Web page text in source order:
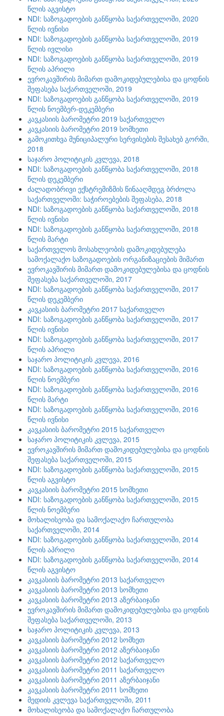
წლის აგვისტო
NDI: საზოგადოების განწყობა საქართველოში, 2020
წლის ივნისი
NDI: საზოგადოების განწყობა საქართველოში, 2019
წლის ივლისი
NDI: საზოგადოების განწყობა საქართველოში, 2019
წლის აპრილი
ევროკავშირის მიმართ დამოკიდებულებისა და ცოდნის
შეფასება საქართველოში, 2019
NDI: საზოგადოების განწყობა საქართველოში, 2019
წლის ნოემბერ-დეკემბერი
კავკასიის ბარომეტრი 2019 საქართველო
კავკასიის ბარომეტრი 2019 სომხეთი
გამოკითხვა მუნიციპალური სერვისების შესახებ გორში,
2018
საჯარო პოლიტიკის კვლევა, 2018
NDI: საზოგადოების განწყობა საქართველოში, 2018
წლის დეკემბერი
ძალადობრივი ექსტრემიზმის წინააღმდეგ ბრძოლა
საქართველოში: საჭიროებების შეფასება, 2018
NDI: საზოგადოების განწყობა საქართველოში, 2018
წლის ივნისი
NDI: საზოგადოების განწყობა საქართველოში, 2018
წლის მარტი
საქართველოს მოსახლეობის დამოკიდებულება
სამოქალაქო საზოგადოების ორგანიზაციების მიმართ
ევროკავშირის მიმართ დამოკიდებულებისა და ცოდნის
შეფასება საქართველოში, 2017
NDI: საზოგადოების განწყობა საქართველოში, 2017
წლის დეკემბერი
კავკასიის ბარომეტრი 2017 საქართველო
NDI: საზოგადოების განწყობა საქართველოში, 2017
წლის ივნისი
NDI: საზოგადოების განწყობა საქართველოში, 2017
წლის აპრილი
საჯარო პოლიტიკის კვლევა, 2016
NDI: საზოგადოების განწყობა საქართველოში, 2016
წლის ნოემბერი
NDI: საზოგადოების განწყობა საქართველოში, 2016
წლის მარტი
NDI: საზოგადოების განწყობა საქართველოში, 2016
წლის ივნისი
კავკასიის ბარომეტრი 2015 საქართველო
საჯარო პოლიტიკის კვლევა, 2015
ევროკავშირის მიმართ დამოკიდებულებისა და ცოდნის
შეფასება საქართველოში, 2015
NDI: საზოგადოების განწყობა საქართველოში, 2015
წლის აგვისტო
კავკასიის ბარომეტრი 2015 სომხეთი
NDI: საზოგადოების განწყობა საქართველოში, 2015
წლის ნოემბერი
მოხალისეობა და სამოქალაქო ჩართულობა
საქართველოში, 2014
NDI: საზოგადოების განწყობა საქართველოში, 2014
წლის აპრილი
NDI: საზოგადოების განწყობა საქართველოში, 2014
წლის აგვისტო
კავკასიის ბარომეტრი 2013 საქართველო
კავკასიის ბარომეტრი 2013 სომხეთი
კავკასიის ბარომეტრი 2013 აზერბაიჯანი
ევროკავშირის მიმართ დამოკიდებულებისა და ცოდნის
შეფასება საქართველოში, 2013
საჯარო პოლიტიკის კვლევა, 2013
კავკასიის ბარომეტრი 2012 სომხეთ
კავკასიის ბარომეტრი 2012 აზერბაიჯანი
კავკასიის ბარომეტრი 2012 საქართველო
კავკასიის ბარომეტრი 2011 საქართველო
კავკასიის ბარომეტრი 2011 აზერბაიჯანი
კავკასიის ბარომეტრი 2011 სომხეთი
მედიის კვლევა საქართველოში, 2011
მოხალისეობა და სამოქალაქო ჩართულობა